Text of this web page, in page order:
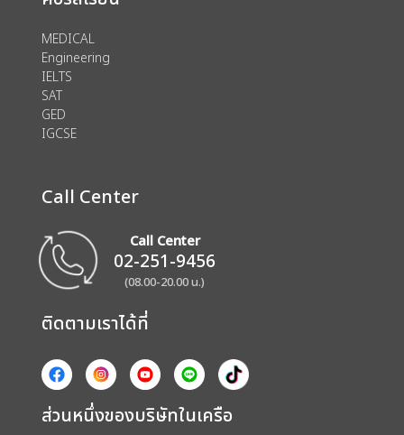
MEDICAL
Engineering
IELTS
SAT
GED
IGCSE
Call Center
Call Center
02-251-9456
(08.00-20.00 น.)
ติดตามเราได้ที่
ส่วนหนึ่งของบริษัทในเครือ